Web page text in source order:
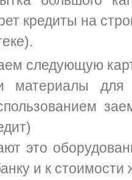
кредиты на
следующую
материалы для
это
и к стоимости